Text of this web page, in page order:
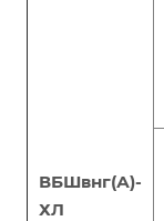
ВБШвнг(А)-
ХЛ